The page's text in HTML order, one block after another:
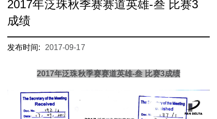
2017年泛珠秋季赛赛道英雄-叁 比赛3
成绩
发布时间: 2017-09-17
2017年泛珠秋季赛赛道英雄-叁 比赛3成绩